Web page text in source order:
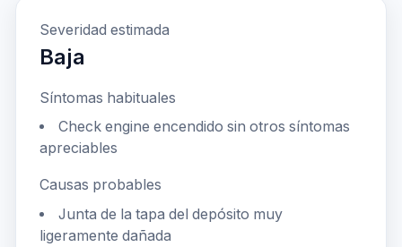
Severidad estimada
Baja
Síntomas habituales
Check engine encendido sin otros síntomas
apreciables
Causas probables
Junta de la tapa del depósito muy
ligeramente dañada